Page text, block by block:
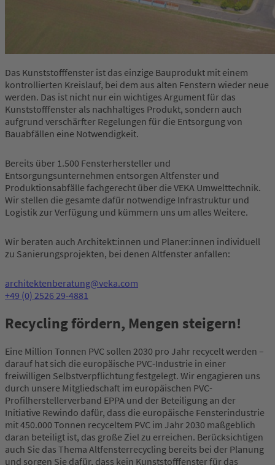
Das Kunststofffenster ist das einzige Bauprodukt mit einem
kontrollierten Kreislauf, bei dem aus alten Fenstern wieder neue
werden. Das ist nicht nur ein wichtiges Argument für das
Kunststofffenster als nachhaltiges Produkt, sondern auch
aufgrund verschärfter Regelungen für die Entsorgung von
Bauabfällen eine Notwendigkeit.
Bereits über 1.500 Fensterhersteller und
Entsorgungsunternehmen entsorgen Altfenster und
Produktionsabfälle fachgerecht über die VEKA Umwelttechnik.
Wir stellen die gesamte dafür notwendige Infrastruktur und
Logistik zur Verfügung und kümmern uns um alles Weitere.
Wir beraten auch Architekt:innen und Planer:innen individuell
zu Sanierungsprojekten, bei denen Altfenster anfallen:
architektenberatung@veka.com
+49 (0) 2526 29-4881
Recycling fördern, Mengen steigern!
Eine Million Tonnen PVC sollen 2030 pro Jahr recycelt werden –
darauf hat sich die europäische PVC-Industrie in einer
freiwilligen Selbstverpflichtung festgelegt. Wir engagieren uns
durch unsere Mitgliedschaft im europäischen PVC-
Profilherstellerverband EPPA und der Beteiligung an der
Initiative Rewindo dafür, dass die europäische Fensterindustrie
mit 450.000 Tonnen recyceltem PVC im Jahr 2030 maßgeblich
daran beteiligt ist, das große Ziel zu erreichen. Berücksichtigen
auch Sie das Thema Altfensterrecycling bereits bei der Planung
und sorgen Sie dafür, dass kein Kunststofffenster für das